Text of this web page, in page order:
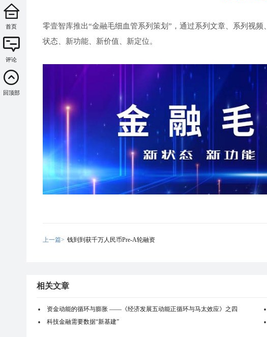
零壹智库推出“金融毛细血管系列策划”，通过系列文章、系列视
状态、新功能、新价值、新定位。
上一篇> 钱到到获千万人民币Pre-A轮融资
相关文章
资金动能的循环与膨胀 ——《经济发展五动能正循环与马太效应》之四
科技金融需要数据“新基建”
首页
评论
回顶部